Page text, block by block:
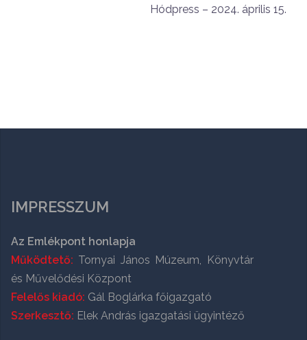
Hódpress – 2024. április 15.
IMPRESSZUM
Az Emlékpont honlapja
Működtető: Tornyai János Múzeum, Könyvtár
és Művelődési Központ
Felelős kiadó: Gál Boglárka főigazgató
Szerkesztő: Elek András igazgatási ügyintéző